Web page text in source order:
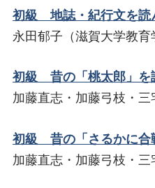
初級 地誌・紀行文を読
永田郁子（滋賀大学教育
初級 昔の「桃太郎」を
加藤直志・加藤弓枝・三
初級 昔の「さるかに合
加藤直志・加藤弓枝・三